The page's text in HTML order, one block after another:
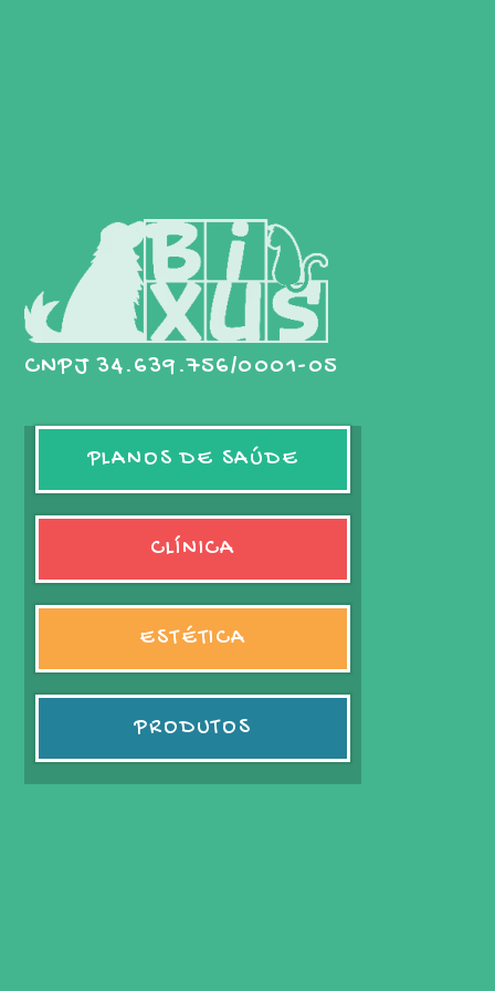
CNPJ 34.639.756/0001-05
PLANOS DE SAÚDE
CLÍNICA
ESTÉTICA
PRODUTOS